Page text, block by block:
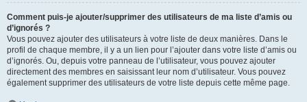
Comment puis-je ajouter/supprimer des utilisateurs de ma liste d’amis ou
d’ignorés ?
Vous pouvez ajouter des utilisateurs à votre liste de deux manières. Dans le
profil de chaque membre, il y a un lien pour l’ajouter dans votre liste d’amis ou
d’ignorés. Ou, depuis votre panneau de l’utilisateur, vous pouvez ajouter
directement des membres en saisissant leur nom d’utilisateur. Vous pouvez
également supprimer des utilisateurs de votre liste depuis cette même page.